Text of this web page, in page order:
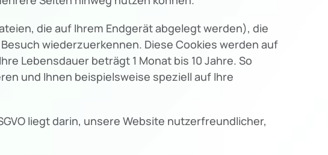
die auf Ihrem Endgerät abgelegt werden), die
wiederzuerkennen. Diese Cookies werden auf
Lebensdauer beträgt 1 Monat bis 10 Jahre. So
und Ihnen beispielsweise speziell auf Ihre
liegt darin, unsere Website nutzerfreundlicher,